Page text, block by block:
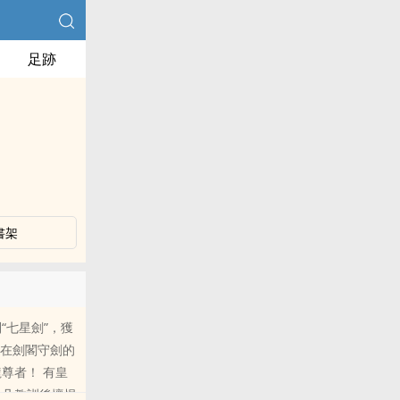
足跡
架
星劍”，獲
劍閣守劍的
者！ 有皇
教訓後懷恨